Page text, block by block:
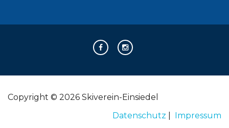
Copyright © 2026 Skiverein-Einsiedel
Datenschutz
Impressum